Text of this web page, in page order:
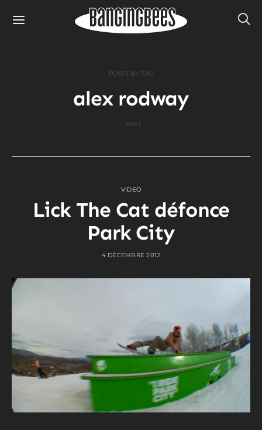
POSTS BY TAG
alex rodway
1 POST
VIDEO
Lick The Cat défonce
Park City
4 DÉCEMBRE 2012